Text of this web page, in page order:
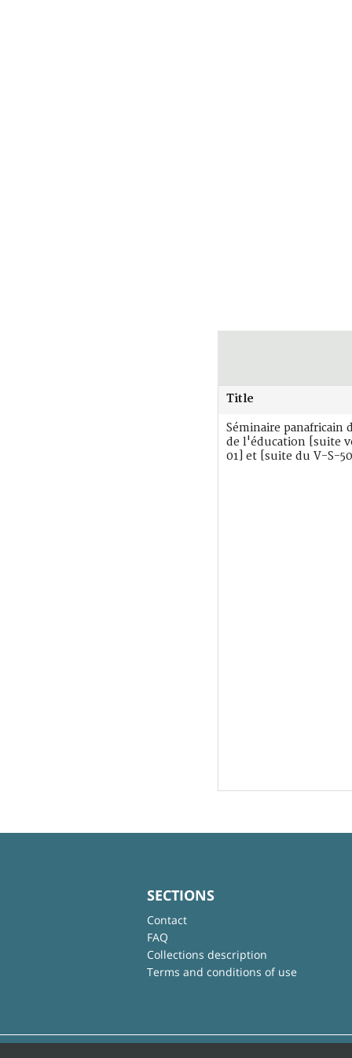
Title
Séminaire panafricain
de l'éducation [suite
01] et [suite du V-S-
SECTIONS
Contact
FAQ
Collections description
Terms and conditions of use